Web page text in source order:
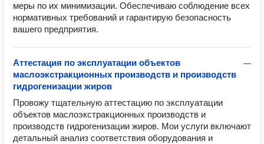
меры по их минимизации. Обеспечиваю соблюдение всех
нормативных требований и гарантирую безопасность
вашего предприятия.
—
Аттестация по эксплуатации объектов
маслоэкстракционных производств и производств
гидрогенизации жиров
Провожу тщательную аттестацию по эксплуатации
объектов маслоэкстракционных производств и
производств гидрогенизации жиров. Мои услуги включают
детальный анализ соответствия оборудования и